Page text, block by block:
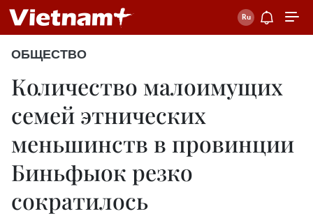
ОБЩЕСТВО
Количество малоимущих
семей этнических
меньшинств в провинции
Биньфыок резко
сократилось